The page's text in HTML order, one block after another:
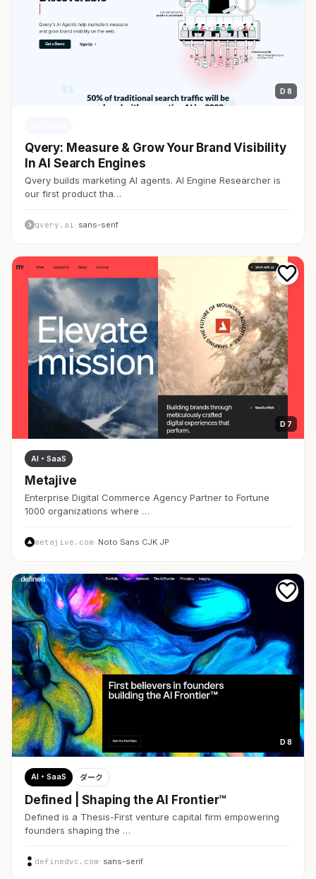
D 8
Qvery: Measure & Grow Your Brand Visibility
In AI Search Engines
Qvery builds marketing AI agents. AI Engine Researcher is
our first product tha…
qvery.ai · sans-serif
D 7
AI・SaaS
Metajive
Enterprise Digital Commerce Agency Partner to Fortune
1000 organizations where …
metajive.com· Noto Sans CJK JP
D 8
AI・SaaS ダーク
Defined | Shaping the AI Frontier™
Defined is a Thesis-First venture capital firm empowering
founders shaping the …
definedvc.com· sans-serif